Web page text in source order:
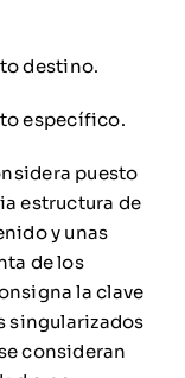
destino.
específico.
puesto
estructura de
y unas
de los
la clave
singularizados
consideran